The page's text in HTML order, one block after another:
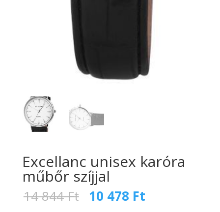
Excellanc unisex karóra
műbőr szíjjal
14 844Ft Original
price
10 478 Ft